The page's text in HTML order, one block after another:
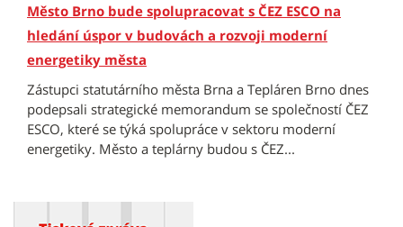
Město Brno bude spolupracovat s ČEZ ESCO na
hledání úspor v budovách a rozvoji moderní
energetiky města
Zástupci statutárního města Brna a Tepláren Brno dnes
podepsali strategické memorandum se společností ČEZ
ESCO, které se týká spolupráce v sektoru moderní
energetiky. Město a teplárny budou s ČEZ...